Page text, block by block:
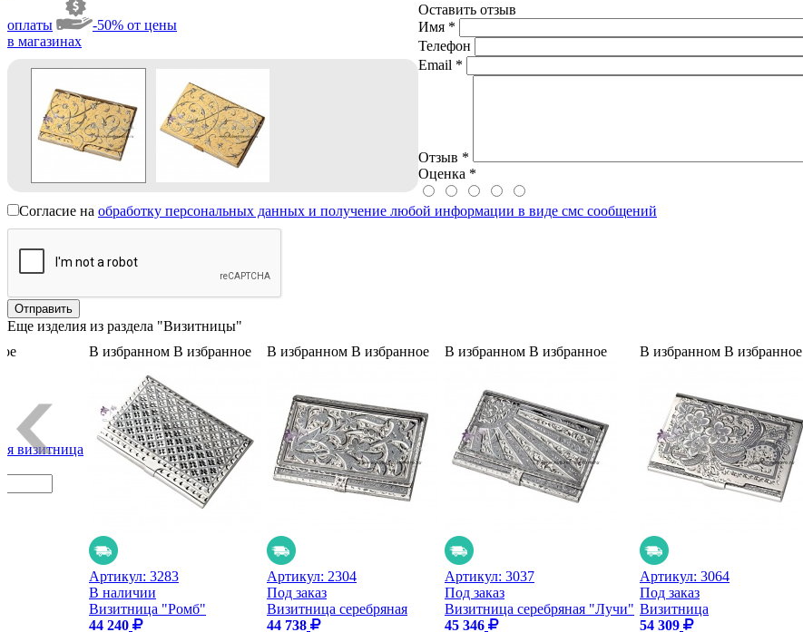
оплаты
-50% от цены
в магазинах
Оставить отзыв
Имя *
Телефон
Email *
Отзыв *
Оценка *
Согласие на обработку персональных данных и получение любой информации в виде смс сообщений
Еще изделия из раздела "Визитницы"
визитница
В избранном В избранное
Артикул: 3283
В наличии
Визитница "Ромб"
44 240
В избранном В избранное
Артикул: 2304
Под заказ
Визитница серебряная
44 738
В избранном В избранное
Артикул: 3037
Под заказ
Визитница серебряная "Лучи"
45 346
В избранном В избранное
Артикул: 3064
Под заказ
Визитница
54 309